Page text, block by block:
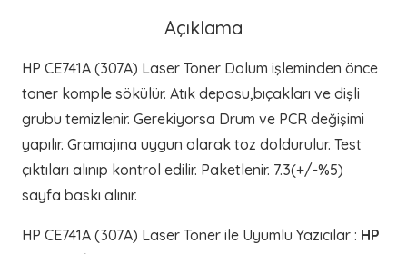
Açıklama
HP CE741A (307A) Laser Toner Dolum işleminden önce
toner komple sökülür. Atık deposu,bıçakları ve dişli
grubu temizlenir. Gerekiyorsa Drum ve PCR değişimi
yapılır. Gramajına uygun olarak toz doldurulur. Test
çıktıları alınıp kontrol edilir. Paketlenir. 7.3(+/-%5)
sayfa baskı alınır.
HP CE741A (307A) Laser Toner ile Uyumlu Yazıcılar : HP